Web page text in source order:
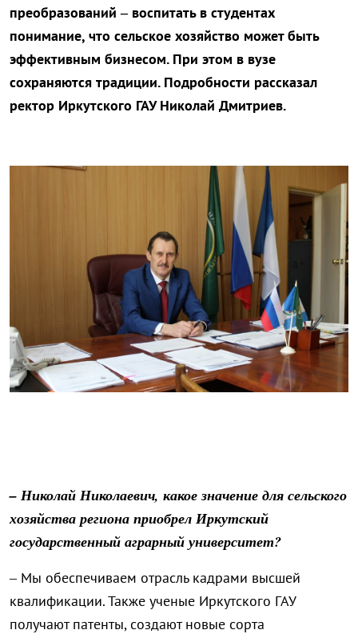
преобразований – воспитать в студентах
понимание, что сельское хозяйство может быть
эффективным бизнесом. При этом в вузе
сохраняются традиции. Подробности рассказал
ректор Иркутского ГАУ Николай Дмитриев.
– Николай Николаевич, какое значение для сельского
хозяйства региона приобрел Иркутский
государственный аграрный университет?
– Мы обеспечиваем отрасль кадрами высшей
квалификации. Также ученые Иркутского ГАУ
получают патенты, создают новые сорта